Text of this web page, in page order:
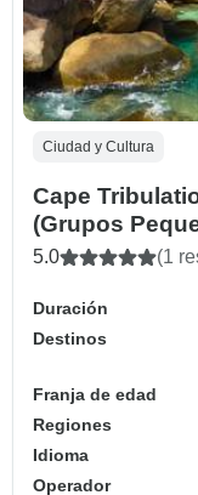
Ciudad y Cultura
Cape
(Grupos
5.0 (1
Duración
Destinos
Franja de edad
Regiones
Idioma
Operador